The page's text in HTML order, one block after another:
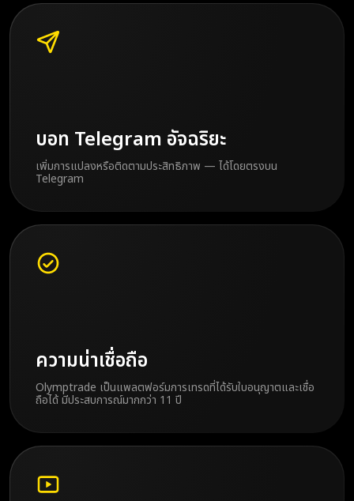
บอท Telegram อัจฉริยะ
เพิ่มการแปลงหรือติดตามประสิทธิภาพ — ได้โดยตรงบน
Telegram
ความน่าเชื่อถือ
Olymptrade เป็นแพลตฟอร์มการเทรดที่ได้รับใบอนุญาตและเชื่อ
ถือได้ มีประสบการณ์มากกว่า 11 ปี